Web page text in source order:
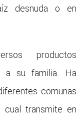
desnuda o en
productos
a su familia. Ha
comunas
cual transmite en